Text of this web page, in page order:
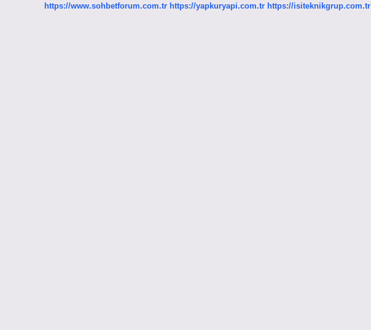
https://www.sohbetforum.com.tr https://yapkuryapi.com.tr https://isiteknikgrup.com.tr